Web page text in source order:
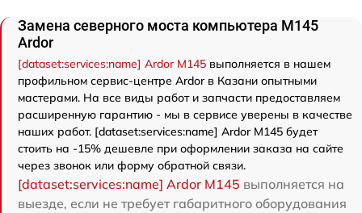
Замена северного моста компьютера M145
Ardor
[dataset:services:name] Ardor M145 выполняется в нашем
профильном сервис-центре Ardor в Казани опытными
мастерами. На все виды работ и запчасти предоставляем
расширенную гарантию - мы в сервисе уверены в качестве
наших работ. [dataset:services:name] Ardor M145 будет
стоить на -15% дешевле при оформлении заказа на сайте
через звонок или форму обратной связи.
[dataset:services:name] Ardor M145 выполняется на
выезде, если не требует габаритного оборудования